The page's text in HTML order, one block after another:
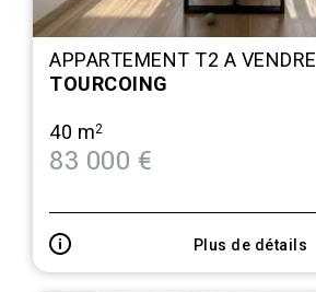
APPARTEMENT T2 A VENDRE
TOURCOING
40 m2
83 000 €
Plus de détails